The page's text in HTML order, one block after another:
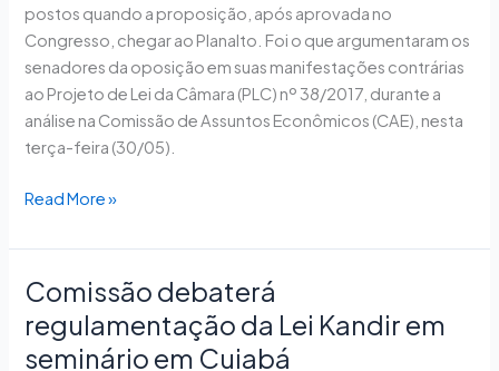
postos quando a proposição, após aprovada no
Congresso, chegar ao Planalto. Foi o que argumentaram os
senadores da oposição em suas manifestações contrárias
ao Projeto de Lei da Câmara (PLC) nº 38/2017, durante a
análise na Comissão de Assuntos Econômicos (CAE), nesta
terça-feira (30/05).
como
veio
da
Câmara
Read More »
Comissão debaterá
regulamentação da Lei Kandir em
seminário em Cuiabá
Comissão
debaterá
regulamentação
da